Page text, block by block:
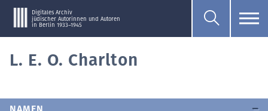
Digitales Archiv
jüdischer Autorinnen und Autoren
in Berlin 1933–1945
L. E. O. Charlton